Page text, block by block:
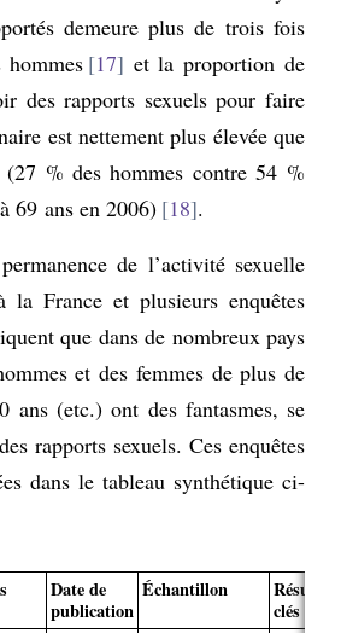
demeure plus de trois fois
17
et la proportion de
des rapports sexuels pour faire
est nettement plus élevée que
(27 % des hommes contre 54 %
69 ans en 2006) 18 .
de l’activité sexuelle
la France et plusieurs enquêtes
que dans de nombreux pays
et des femmes de plus de
ans (etc.) ont des fantasmes, se
rapports sexuels. Ces enquêtes
dans le tableau synthétique ci-
Date de
publication
Échantillon
Résultats
clés